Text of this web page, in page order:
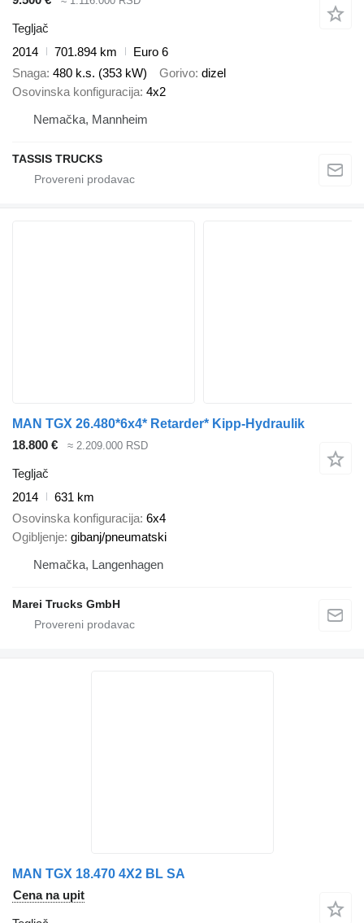
Tegljač
2014
701.894 km
Euro 6
Snaga 480 k.s. (353 kW) Gorivo dizel
Osovinska konfiguracija 4x2
Nemačka, Mannheim
TASSIS TRUCKS
MAN TGX 26.480*6x4* Retarder* Kipp-Hydraulik
18.800 €
≈ 2.209.000 RSD
Tegljač
2014
631 km
Osovinska konfiguracija 6x4
Ogibljenje gibanj/pneumatski
Nemačka, Langenhagen
Marei Trucks GmbH
MAN TGX 18.470 4X2 BL SA
Cena na upit